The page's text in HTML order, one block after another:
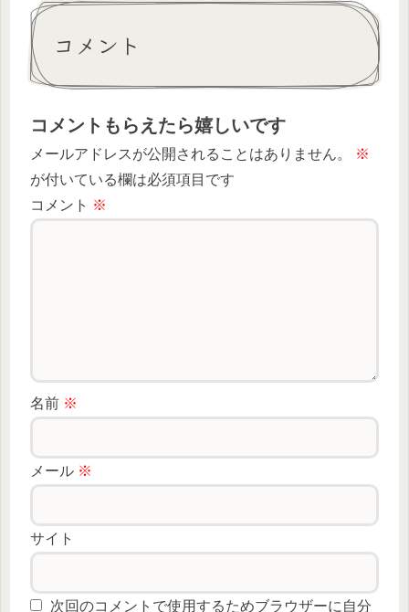
コメント
コメントもらえたら嬉しいです
メールアドレスが公開されることはありません。
※
が付いている欄は必須項目です
コメント ※
名前 ※
メール ※
サイト
次回のコメントで使用するためブラウザーに自分